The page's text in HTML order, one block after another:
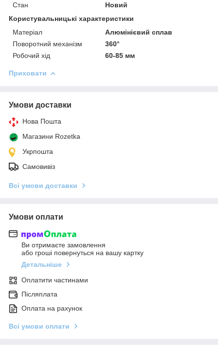
Стан
Новий
Користувальницькі характеристики
Матеріал
Алюмінієвий сплав
Поворотний механізм
360°
Робочий хід
60-85 мм
Приховати
Умови доставки
Нова Пошта
Магазини Rozetka
Укрпошта
Самовивіз
Всі умови доставки
Умови оплати
Ви отримаєте замовлення
або гроші повернуться на вашу картку
Детальніше
Оплатити частинами
Післяплата
Оплата на рахунок
Всі умови оплати